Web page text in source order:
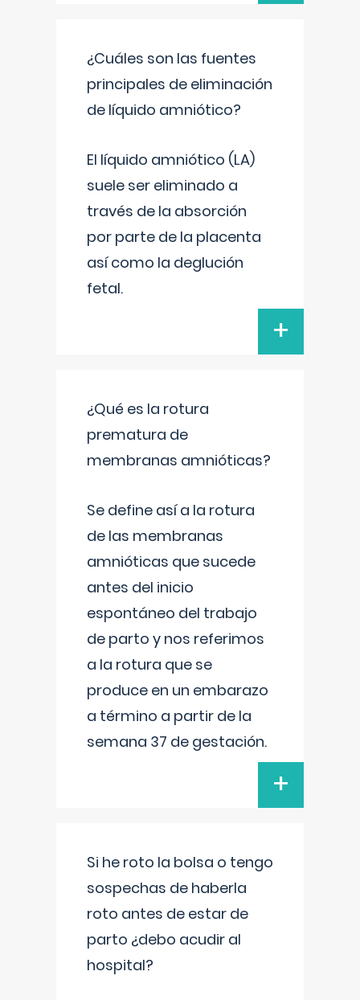
¿Cuáles son las fuentes
principales de eliminación
de líquido amniótico?
El líquido amniótico (LA)
suele ser eliminado a
través de la absorción
por parte de la placenta
así como la deglución
fetal.
+
¿Qué es la rotura
prematura de
membranas amnióticas?
Se define así a la rotura
de las membranas
amnióticas que sucede
antes del inicio
espontáneo del trabajo
de parto y nos referimos
a la rotura que se
produce en un embarazo
a término a partir de la
semana 37 de gestación.
+
Si he roto la bolsa o tengo
sospechas de haberla
roto antes de estar de
parto ¿debo acudir al
hospital?